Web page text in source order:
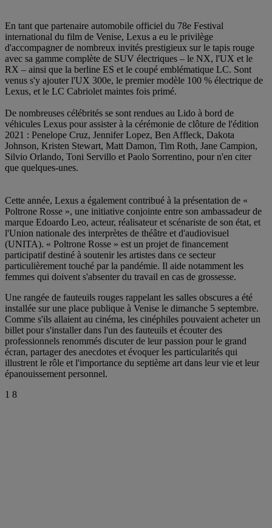
En tant que partenaire automobile officiel du 78e Festival
international du film de Venise, Lexus a eu le privilège
d'accompagner de nombreux invités prestigieux sur le tapis rouge
avec sa gamme complète de SUV électriques – le NX, l'UX et le
RX – ainsi que la berline ES et le coupé emblématique LC. Sont
venus s'y ajouter l'UX 300e, le premier modèle 100 % électrique de
Lexus, et le LC Cabriolet maintes fois primé.
De nombreuses célébrités se sont rendues au Lido à bord de
véhicules Lexus pour assister à la cérémonie de clôture de l'édition
2021 : Penelope Cruz, Jennifer Lopez, Ben Affleck, Dakota
Johnson, Kristen Stewart, Matt Damon, Tim Roth, Jane Campion,
Silvio Orlando, Toni Servillo et Paolo Sorrentino, pour n'en citer
que quelques-unes.
Cette année, Lexus a également contribué à la présentation de «
Poltrone Rosse », une initiative conjointe entre son ambassadeur de
marque Edoardo Leo, acteur, réalisateur et scénariste de son état, et
l'Union nationale des interprètes de théâtre et d'audiovisuel
(UNITA). « Poltrone Rosse » est un projet de financement
participatif destiné à soutenir les artistes dans ce secteur
particulièrement touché par la pandémie. Il aide notamment les
femmes qui doivent s'absenter du travail en cas de grossesse.
Une rangée de fauteuils rouges rappelant les salles obscures a été
installée sur une place publique à Venise le dimanche 5 septembre.
Comme s'ils allaient au cinéma, les cinéphiles pouvaient acheter un
billet pour s'installer dans l'un des fauteuils et écouter des
professionnels renommés discuter de leur passion pour le grand
écran, partager des anecdotes et évoquer les particularités qui
illustrent le rôle et l'importance du septième art dans leur vie et leur
épanouissement personnel.
1 8